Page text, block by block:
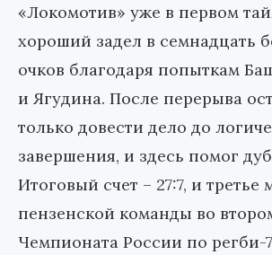
«Локомотив» уже в первом
хороший задел в семнадцать
очков благодаря попыткам
и Ягудина. После перерыва
только довести дело до
завершения, и здесь помог
Итоговый счет – 27:7, и третье
пензенской команды во
Чемпионата России по регби-